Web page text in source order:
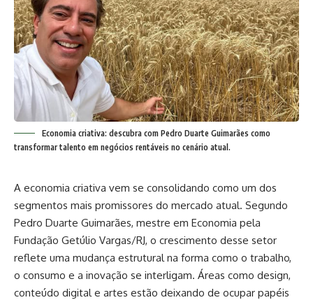
Economia criativa: descubra com Pedro Duarte Guimarães como
transformar talento em negócios rentáveis no cenário atual.
A economia criativa vem se consolidando como um dos
segmentos mais promissores do mercado atual. Segundo
Pedro Duarte Guimarães, mestre em Economia pela
Fundação Getúlio Vargas/RJ, o crescimento desse setor
reflete uma mudança estrutural na forma como o trabalho,
o consumo e a inovação se interligam. Áreas como design,
conteúdo digital e artes estão deixando de ocupar papéis